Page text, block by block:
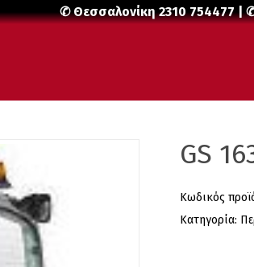
✆ Θεσσαλονίκη2310 754477|
GS
Κωδικός
Κατηγορία: